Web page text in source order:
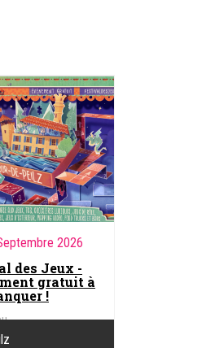
2026
des Jeux -
gratuit à
!